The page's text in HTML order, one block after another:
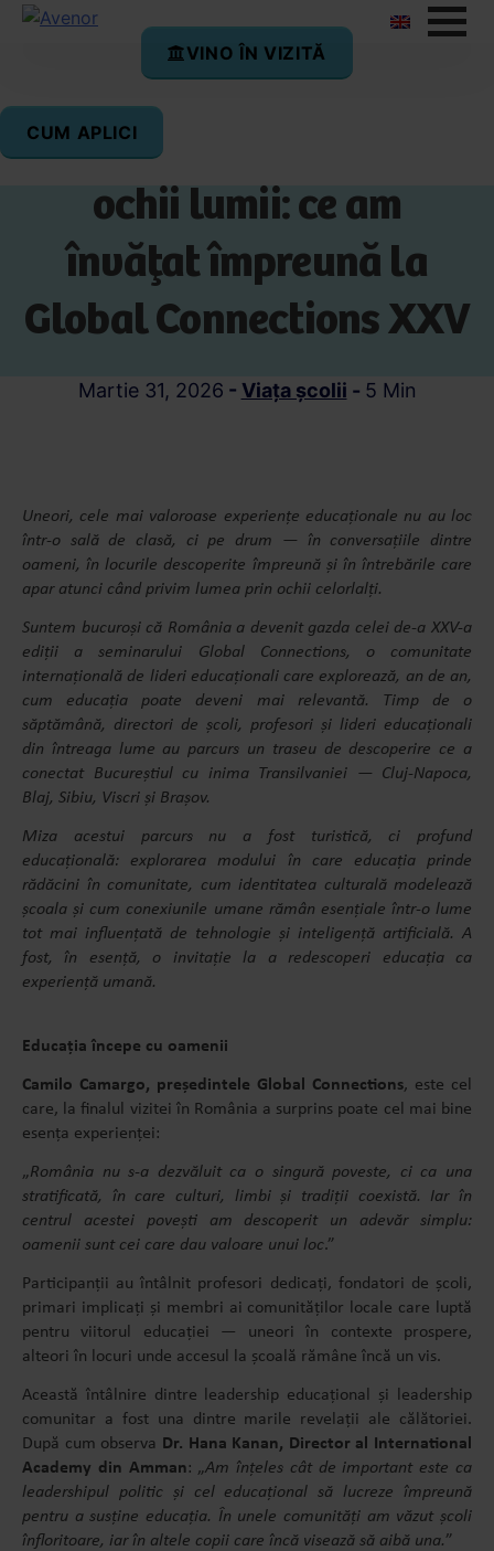
România văzută prin
ochii lumii: ce am
învățat împreună la
Global Connections XXV
Martie 31, 2026 - Viața școlii - 5 Min
Uneori, cele mai valoroase experiențe educaționale nu au loc
într-o sală de clasă, ci pe drum — în conversațiile dintre
oameni, în locurile descoperite împreună și în întrebările care
apar atunci când privim lumea prin ochii celorlalți.
Suntem bucuroși că România a devenit gazda celei de-a XXV-a
ediții a seminarului Global Connections, o comunitate
internațională de lideri educaționali care explorează, an de an,
cum educația poate deveni mai relevantă. Timp de o
săptămână, directori de școli, profesori și lideri educaționali
din întreaga lume au parcurs un traseu de descoperire ce a
conectat Bucureștiul cu inima Transilvaniei — Cluj-Napoca,
Blaj, Sibiu, Viscri și Brașov.
Miza acestui parcurs nu a fost turistică, ci profund
educațională: explorarea modului în care educația prinde
rădăcini în comunitate, cum identitatea culturală modelează
școala și cum conexiunile umane rămân esențiale într-o lume
tot mai influențată de tehnologie și inteligență artificială. A
fost, în esență, o invitație la a redescoperi educația ca
experiență umană.
Educația începe cu oamenii
Camilo Camargo, președintele Global Connections, este cel
care, la finalul vizitei în România a surprins poate cel mai bine
esența experienței:
„România nu s-a dezvăluit ca o singură poveste, ci ca una
stratificată, în care culturi, limbi și tradiții coexistă. Iar în
centrul acestei povești am descoperit un adevăr simplu:
oamenii sunt cei care dau valoare unui loc.”
Participanții au întâlnit profesori dedicați, fondatori de școli,
primari implicați și membri ai comunităților locale care luptă
pentru viitorul educației — uneori în contexte prospere,
alteori în locuri unde accesul la școală rămâne încă un vis.
Această întâlnire dintre leadership educațional și leadership
comunitar a fost una dintre marile revelații ale călătoriei.
După cum observa Dr. Hana Kanan, Director al International
Academy din Amman: „Am înțeles cât de important este ca
leadershipul politic și cel educațional să lucreze împreună
pentru a susține educația. În unele comunități am văzut școli
înfloritoare, iar în altele copii care încă visează să aibă una.”
VINO ÎN VIZITĂ
CUM APLICI